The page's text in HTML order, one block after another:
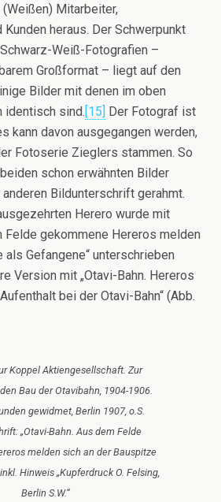
Mitarbeiter,
heraus. Der Schwerpunkt
Weiß-Fotografien –
Großformat – liegt auf den
Bilder mit denen im oben
identisch sind.[15] Der Fotograf ist
kann davon ausgegangen werden,
Fotoserie Zieglers stammen. So
schon erwähnten Bilder
Bildunterschrift gerahmt.
Herero wurde mit
Felde gekommene Hereros melden
Gefangene“ unterschrieben
Version mit „Otavi-Bahn. Hereros
bei der Otavi-Bahn“ (Abb.
Koppel Aktiengesellschaft. Zur
Bau der Otavibahn, 1904-1906.
gewidmet, Berlin 1907, o.S.
„Otavi-Bahn. Aus dem Felde
melden sich an der Bauspitze
Hinweis „Kupferdruck O. Felsing,
Berlin S.W.“